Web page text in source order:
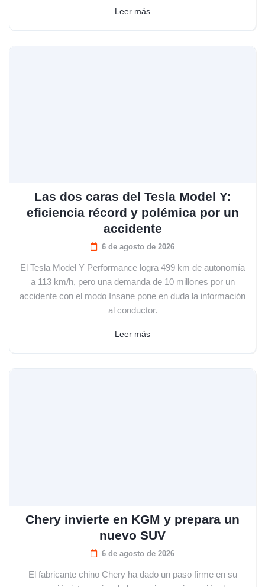
Leer más
Las dos caras del Tesla Model Y:
eficiencia récord y polémica por un
accidente
6 de agosto de 2026
El Tesla Model Y Performance logra 499 km de autonomía
a 113 km/h, pero una demanda de 10 millones por un
accidente con el modo Insane pone en duda la información
al conductor.
Leer más
Chery invierte en KGM y prepara un
nuevo SUV
6 de agosto de 2026
El fabricante chino Chery ha dado un paso firme en su